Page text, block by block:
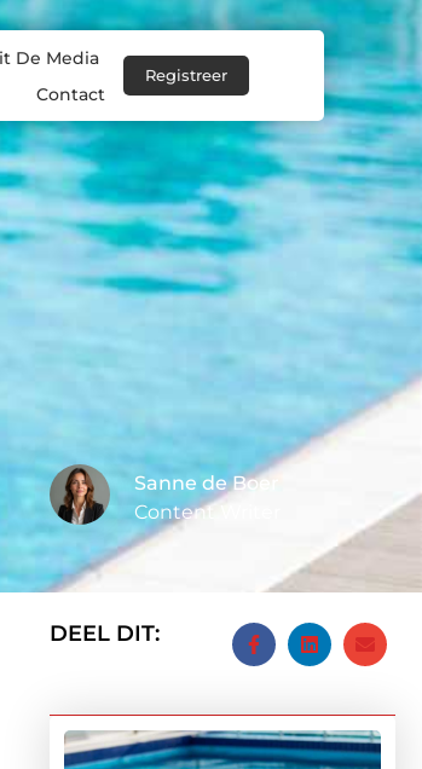
De Media
Contact
Registreer
Sanne de Boer
Content Writer
DEEL DIT: